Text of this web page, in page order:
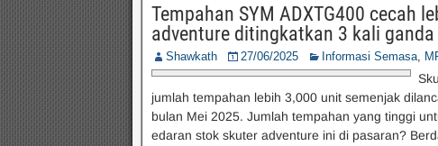
Tempahan SYM ADXTG400 cecah
adventure ditingkatkan 3 kali ganda
Shawkath 27/06/2025 Informasi Semasa,
jumlah tempahan lebih 3,000 unit semenjak
bulan Mei 2025. Jumlah tempahan yang tinggi
edaran stok skuter adventure ini di pasaran?